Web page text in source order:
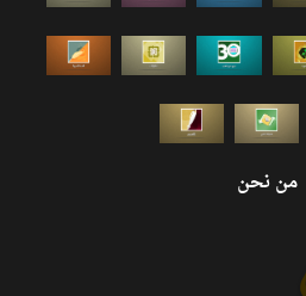
من نحن